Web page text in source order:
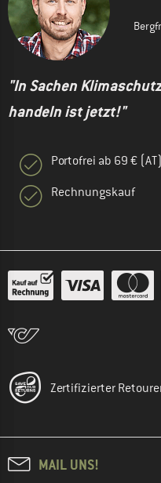
"In Sachen
handeln ist jetzt!"
Portofrei ab 69 € (AT)
Rechnungskauf
Zertifizierter
MAIL UNS!